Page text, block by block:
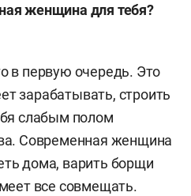
женщина для тебя?
в первую очередь. Это
зарабатывать, строить
слабым полом
Современная женщина
дома, варить борщи
все совмещать.